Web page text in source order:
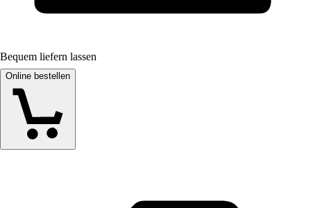
Bequem liefern lassen
Online bestellen